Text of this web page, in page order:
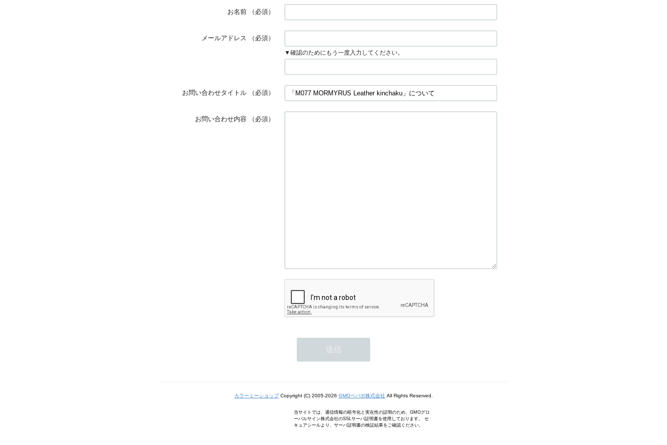
お名前 （必須）
メールアドレス （必須）
▼確認のためにもう一度入力してください。
お問い合わせタイトル （必須）
お問い合わせ内容 （必須）
カラーミーショップCopyright (C) 2005-2026 GMOペパボ株式会社 All Rights Reserved.
当サイトでは、通信情報の暗号化と実在性の証明のため、GMOグロ
ーバルサイン株式会社のSSLサーバ証明書を使用しております。 セ
キュアシールより、サーバ証明書の検証結果をご確認ください。